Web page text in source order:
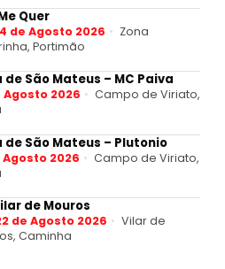
Quer
de Agosto 2026
Zona
Portimão
de São Mateus – MC Paiva
Agosto 2026
Campo de Viriato,
de São Mateus – Plutonio
Agosto 2026
Campo de Viriato,
de Mouros
de Agosto 2026
Vilar de
Caminha